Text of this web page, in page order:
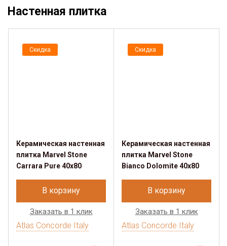
Настенная плитка
Скидка
Керамическая настенная
плитка Marvel Stone
Carrara Pure 40x80
В корзину
Заказать в 1 клик
Atlas Concorde Italy
Скидка
Керамическая настенная
плитка Marvel Stone
Bianco Dolomite 40x80
В корзину
Заказать в 1 клик
Atlas Concorde Italy